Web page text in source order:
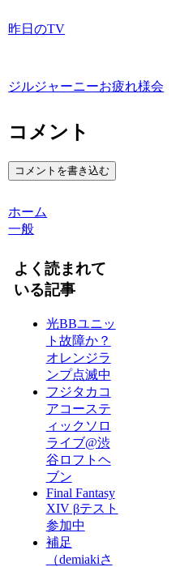
昨日のTV
ジルジャーニーお疲れ様会
コメント
コメントを書き込む
ホーム
一般
よく読まれて
いる記事
光BBユニッ
ト故障か？
オレンジラ
ンプ点滅中
フジタカコ
アコーステ
ィックソロ
ライブ@渋
谷ロフトヘ
ブン
Final Fantasy
XIV βテスト
参加中
補足
（demiakiさ